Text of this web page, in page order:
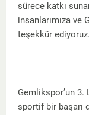
sürece katkı
insanlarımıza ve
teşekkür ediyoruz.
Gemlikspor’un 3.
sportif bir başarı